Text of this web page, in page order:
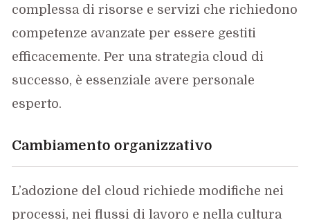
complessa di risorse e servizi che richiedono
competenze avanzate per essere gestiti
efficacemente. Per una strategia cloud di
successo, è essenziale avere personale
esperto.
Cambiamento organizzativo
L’adozione del cloud richiede modifiche nei
processi, nei flussi di lavoro e nella cultura